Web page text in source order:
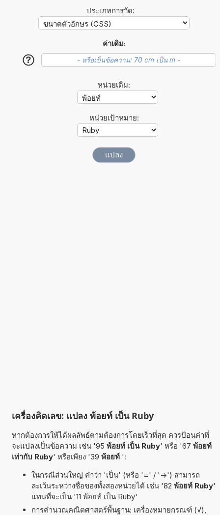
ประเภทการวัด:
ค่าเดิม:
?
หน่วยเดิม:
หน่วยเป้าหมาย:
เครื่องคิดเลข: แปลง พ้อยท์ เป็น Ruby
หากต้องการให้ได้ผลลัพธ์ตามต้องการโดยเร็วที่สุด ควรป้อนค่าที่
จะแปลงเป็นข้อความ เช่น '95 พ้อยท์ เป็น Ruby' หรือ '67 พ้อยท์
เท่ากับ Ruby' หรือเพียง '39 พ้อยท์ ':
ในกรณีส่วนใหญ่ คำว่า 'เป็น' (หรือ '=' / '->') สามารถ
ละเว้นระหว่างชื่อของทั้งสองหน่วยได้ เช่น '82 พ้อยท์ Ruby'
แทนที่จะเป็น '11 พ้อยท์ เป็น Ruby'
การคำนวณคณิตศาสตร์พื้นฐาน: เครื่องหมายกรณฑ์ (√),